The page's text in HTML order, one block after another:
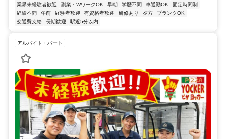
業界未経験者歓迎 副業・WワークOK 早朝 学歴不問 車通勤OK
固定時間制
経験不問
午前 経験者歓迎 有資格者歓迎 研修あり 夕方
ブランクOK
交通費支給
長期歓迎 駅近5分以内
アルバイト・パート